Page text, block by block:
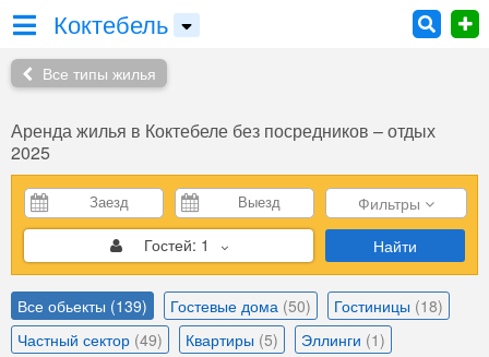
Коктебель
Все типы жилья
Аренда жилья в Коктебеле без посредников – отдых
2025
Фильтры
Гостей: 1 Найти
Все обьекты (139) Гостевые дома (50) Гостиницы (18)
Частный сектор (49) Квартиры (5) Эллинги (1)